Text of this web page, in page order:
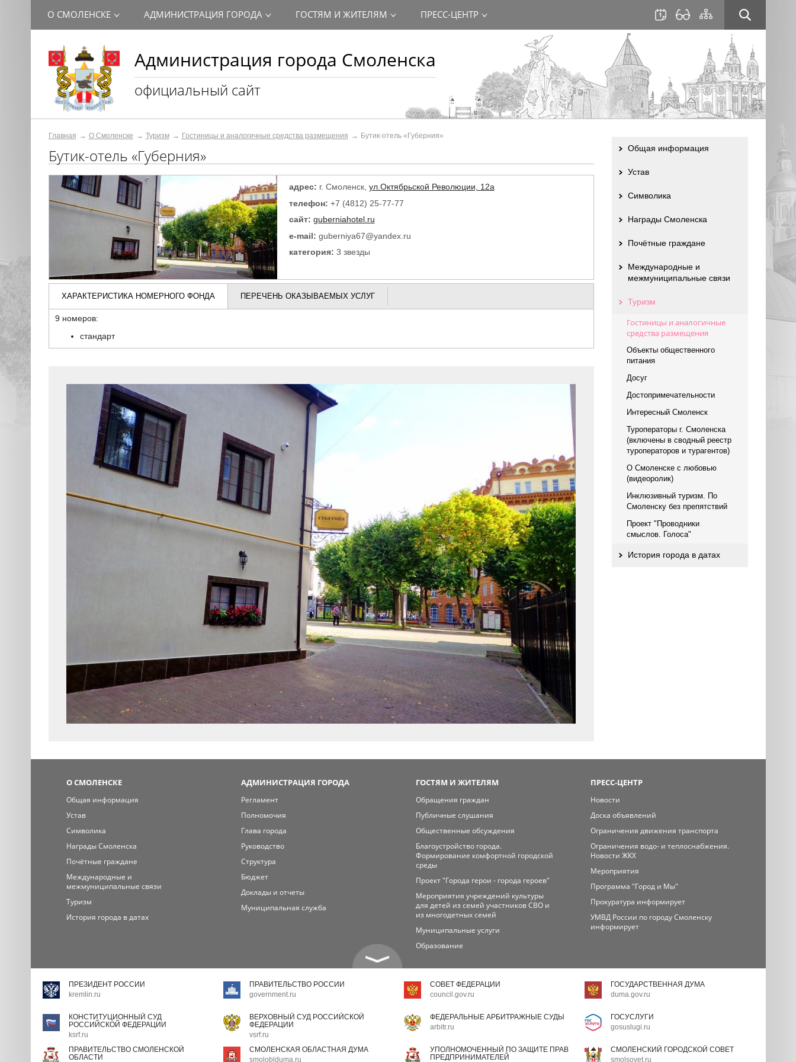
Администрация города Смоленска
официальный сайт
О СМОЛЕНСКЕ АДМИНИСТРАЦИЯ ГОРОДА ГОСТЯМ И ЖИТЕЛЯМ ПРЕСС-ЦЕНТР
Главная О Смоленске Туризм Гостиницы и аналогичные средства размещения Бутик-отель «Губерния»
Бутик-отель «Губерния»
адрес: г. Смоленск, ул.Октябрьской Революции, 12а
телефон: +7 (4812) 25-77-77
сайт: guberniahotel.ru
e-mail: guberniya67@yandex.ru
категория: 3 звезды
ХАРАКТЕРИСТИКА НОМЕРНОГО ФОНДА ПЕРЕЧЕНЬ ОКАЗЫВАЕМЫХ УСЛУГ
9 номеров:
стандарт
Общая информация
Устав
Символика
Награды Смоленска
Почётные граждане
Международные и
межмуниципальные связи
Туризм
Гостиницы и аналогичные
средства размещения
Объекты общественного
питания
Досуг
Достопримечательности
Интересный Смоленск
Туроператоры г. Смоленска
(включены в сводный реестр
туроператоров и турагентов)
О Смоленске с любовью
(видеоролик)
Инклюзивный туризм. По
Смоленску без препятствий
Проект "Проводники
смыслов. Голоса"
История города в датах
О СМОЛЕНСКЕ
Общая информация
Устав
Символика
Награды Смоленска
Почётные граждане
Международные и
межмуниципальные связи
Туризм
История города в датах
АДМИНИСТРАЦИЯ ГОРОДА
Регламент
Полномочия
Глава города
Руководство
Структура
Бюджет
Доклады и отчеты
Муниципальная служба
ГОСТЯМ И ЖИТЕЛЯМ
Обращения граждан
Публичные слушания
Общественные обсуждения
Благоустройство города.
Формирование комфортной городской
среды
Проект "Города герои - города героев"
Мероприятия учреждений культуры
для детей из семей участников СВО и
из многодетных семей
Муниципальные услуги
Образование
ПРЕСС-ЦЕНТР
Новости
Доска объявлений
Ограничения движения транспорта
Ограничения водо- и теплоснабжения.
Новости ЖКХ
Мероприятия
Программа "Город и Мы"
Прокуратура информирует
УМВД России по городу Смоленску
информирует
ПРЕЗИДЕНТ РОССИИ
kremlin.ru
ПРАВИТЕЛЬСТВО РОССИИ
government.ru
СОВЕТ ФЕДЕРАЦИИ
council.gov.ru
ГОСУДАРСТВЕННАЯ ДУМА
duma.gov.ru
КОНСТИТУЦИОННЫЙ СУД
РОССИЙСКОЙ ФЕДЕРАЦИИ
ksrf.ru
ВЕРХОВНЫЙ СУД РОССИЙСКОЙ
ФЕДЕРАЦИИ
vsrf.ru
ФЕДЕРАЛЬНЫЕ АРБИТРАЖНЫЕ СУДЫ
arbitr.ru
ГОСУСЛУГИ
gosuslugi.ru
ПРАВИТЕЛЬСТВО СМОЛЕНСКОЙ
ОБЛАСТИ
СМОЛЕНСКАЯ ОБЛАСТНАЯ ДУМА
smoloblduma.ru
УПОЛНОМОЧЕННЫЙ ПО ЗАЩИТЕ ПРАВ
ПРЕДПРИНИМАТЕЛЕЙ
СМОЛЕНСКИЙ ГОРОДСКОЙ СОВЕТ
smolsovet.ru